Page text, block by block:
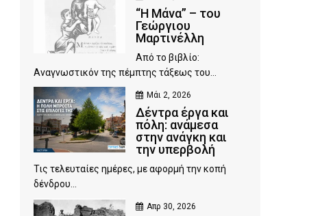
“Η Μάνα” – του
Γεώργιου
Μαρτινέλλη
Από το βιβλίο:
Αναγνωστικόν της πέμπτης τάξεως του...
Μάι 2, 2026
Δέντρα έργα και
πόλη: ανάμεσα
στην ανάγκη και
την υπερβολή
Τις τελευταίες ημέρες, με αφορμή την κοπή
δένδρου...
Απρ 30, 2026